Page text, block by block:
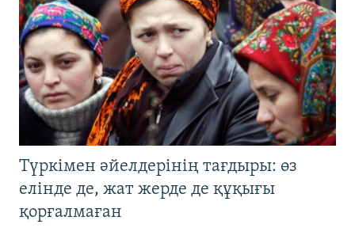
Түркімен әйелдерінің тағдыры: өз
елінде де, жат жерде де құқығы
қорғалмаған